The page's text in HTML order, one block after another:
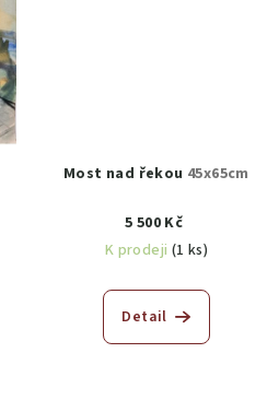
Most nad řekou 45x65cm
5 500 Kč
K prodeji (1 ks)
Detail